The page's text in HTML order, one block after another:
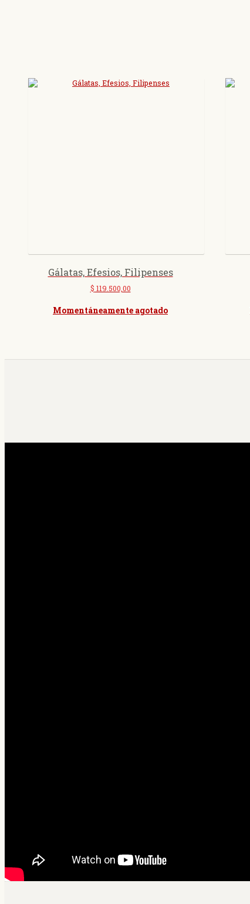
Gálatas, Efesios, Filipenses
$ 119.500,00
Momentáneamente agotado